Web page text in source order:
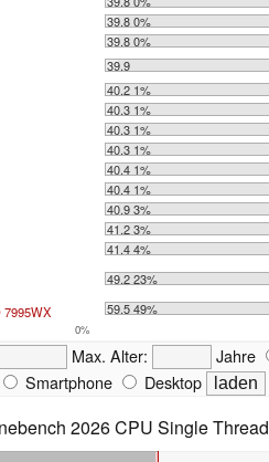
39.8 0%
39.8 0%
39.9
40.2 1%
40.3 1%
40.3 1%
40.3 1%
40.4 1%
40.4 1%
40.9 3%
41.2 3%
41.4 4%
49.2 23%
7995WX 59.5 49%
0%
Max. Alter: Jahre
Smartphone
Desktop
2026 CPU Single Thread